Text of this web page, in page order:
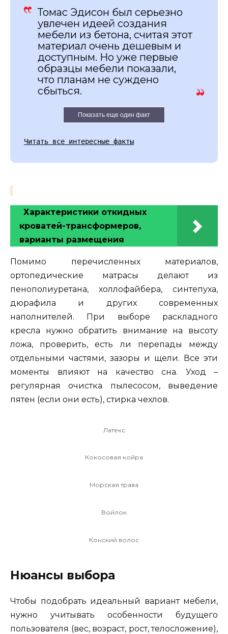
Томас Эдисон был серьезно
увлечен идеей создания
мебели из бетона, считая этот
материал очень дешевым и
доступным. Но уже первые
образцы мебели показали,
что планам не суждено
сбыться.
Показать еще один факт
Читать все интересные факты
Характеристики откидных
кроватей-трансформеров,
варианты размещения
Помимо перечисленных материалов,
ортопедические матрасы делают из
пенополиуретана, холлофайбера, синтепуха,
дюрафила и других современных
наполнителей. При выборе раскладного
кресла нужно обратить внимание на высоту
ложа, проверить, есть ли перепады между
отдельными частями, зазоры и щели. Все эти
моменты влияют на качество сна. Уход –
регулярная очистка пылесосом, выведение
пятен (если они есть), стирка чехлов.
Латекс
Кокосовая койра
Морская трава
Войлок
Конский волос
Нюансы выбора
Чтобы подобрать идеальный вариант мебели,
нужно учитывать особенности будущего
пользователя (вес, возраст, рост, телосложение),